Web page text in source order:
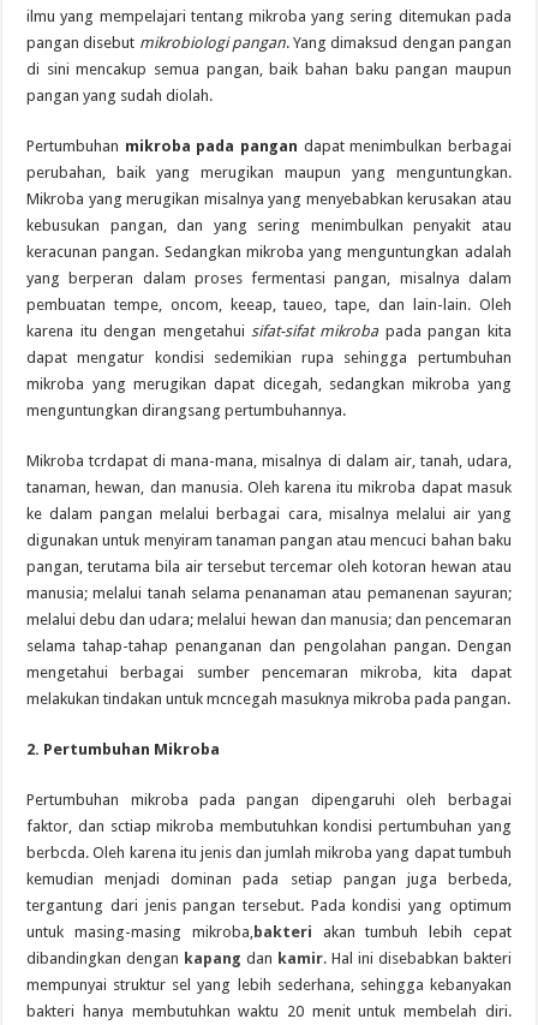
ilmu yang mempelajari tentang mikroba yang sering ditemukan pada
pangan disebut mikrobiologi pangan. Yang dimaksud dengan pangan
di sini mencakup semua pangan, baik bahan baku pangan maupun
pangan yang sudah diolah.
Pertumbuhan mikroba pada pangan dapat menimbulkan berbagai
perubahan, baik yang merugikan maupun yang menguntungkan.
Mikroba yang merugikan misalnya yang menyebabkan kerusakan atau
kebusukan pangan, dan yang sering menimbulkan penyakit atau
keracunan pangan. Sedangkan mikroba yang menguntungkan adalah
yang berperan dalam proses fermentasi pangan, misalnya dalam
pembuatan tempe, oncom, keeap, taueo, tape, dan lain-lain. Oleh
karena itu dengan mengetahui sifat-sifat mikrobapada pangan kita
dapat mengatur kondisi sedemikian rupa sehingga pertumbuhan
mikroba yang merugikan dapat dicegah, sedangkan mikroba yang
menguntungkan dirangsang pertumbuhannya.
Mikroba tcrdapat di mana-mana, misalnya di dalam air, tanah, udara,
tanaman, hewan, dan manusia. Oleh karena itu mikroba dapat masuk
ke dalam pangan melalui berbagai cara, misalnya melalui air yang
digunakan untuk menyiram tanaman pangan atau mencuci bahan baku
pangan, terutama bila air tersebut tercemar oleh kotoran hewan atau
manusia; melalui tanah selama penanaman atau pemanenan sayuran;
melalui debu dan udara; melalui hewan dan manusia; dan pencemaran
selama tahap-tahap penanganan dan pengolahan pangan. Dengan
mengetahui berbagai sumber pencemaran mikroba, kita dapat
melakukan tindakan untuk mcncegah masuknya mikroba pada pangan.
2. Pertumbuhan Mikroba
Pertumbuhan mikroba pada pangan dipengaruhi oleh berbagai
faktor, dan sctiap mikroba membutuhkan kondisi pertumbuhan yang
berbcda. Oleh karena itu jenis dan jumlah mikroba yang dapat tumbuh
kemudian menjadi dominan pada setiap pangan juga berbeda,
tergantung dari jenis pangan tersebut. Pada kondisi yang optimum
untuk masing-masing mikroba,bakteri akan tumbuh lebih cepat
dibandingkan dengan kapang dan kamir. Hal ini disebabkan bakteri
mempunyai struktur sel yang lebih sederhana, sehingga kebanyakan
bakteri hanya membutuhkan waktu 20 menit untuk membelah diri.